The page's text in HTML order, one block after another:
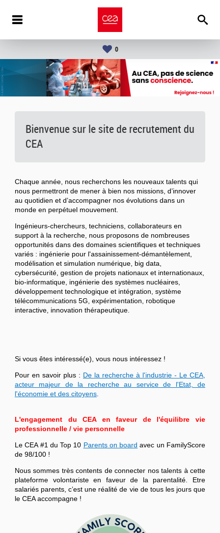
0
Bienvenue sur le site de recrutement du
CEA
Chaque année, nous recherchons les nouveaux talents qui
nous permettront de mener à bien nos missions, d’innover
au quotidien et d’accompagner nos évolutions dans un
monde en perpétuel mouvement.
Ingénieurs-chercheurs, techniciens, collaborateurs en
support à la recherche, nous proposons de nombreuses
opportunités dans des domaines scientifiques et techniques
variés : ingénierie pour l'assainissement-démantèlement,
modélisation et simulation numérique, big data,
cybersécurité, gestion de projets nationaux et internationaux,
bio-informatique, ingénierie des systèmes nucléaires,
développement technologique et intégration, système
télécommunications 5G, expérimentation, robotique
interactive, innovation thérapeutique.
Si vous êtes intéressé(e), vous nous intéressez !
Pour en savoir plus : De la recherche à l'industrie - Le CEA,
acteur majeur de la recherche au service de l'Etat, de
l'économie et des citoyens
L'engagement du CEA en faveur de l'équilibre vie
professionnelle / vie personnelle
Le CEA #1 du Top 10 Parents on board avec un FamilyScore
de 98/100 !
Nous sommes très contents de connecter nos talents à cette
plateforme volontariste en faveur de la parentalité. Etre
salariés parents, c’est une réalité de vie de tous les jours que
le CEA accompagne !